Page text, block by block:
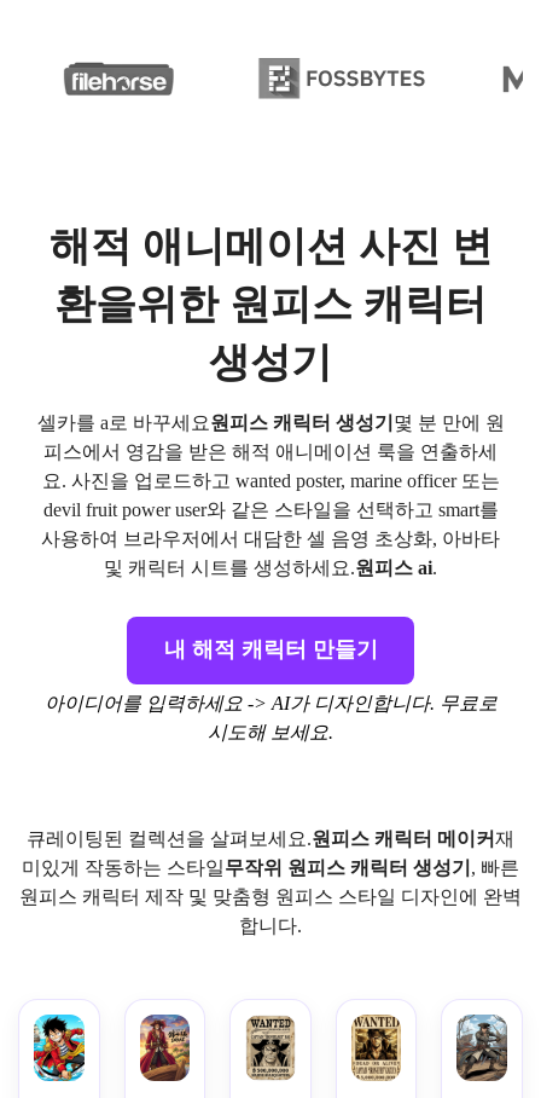
해적 애니메이션 사진 변
환을위한 원피스 캐릭터
생성기
셀카를 a로 바꾸세요원피스 캐릭터 생성기 몇 분 만에 원
피스에서 영감을 받은 해적 애니메이션 룩을 연출하세
요. 사진을 업로드하고 wanted poster, marine officer 또는
devil fruit power user와 같은 스타일을 선택하고 smart를
사용하여 브라우저에서 대담한 셀 음영 초상화, 아바타
및 캐릭터 시트를 생성하세요.원피스 ai.
내 해적 캐릭터 만들기
아이디어를 입력하세요 -> AI가 디자인합니다. 무료로
시도해 보세요.
큐레이팅된 컬렉션을 살펴보세요.원피스 캐릭터 메이커재
미있게 작동하는 스타일무작위 원피스 캐릭터 생성기 , 빠른
원피스 캐릭터 제작 및 맞춤형 원피스 스타일 디자인에 완벽
합니다.